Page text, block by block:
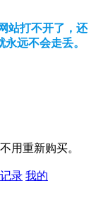
站打不开了，还
远不会走丢。
用重新购买。
录 我的